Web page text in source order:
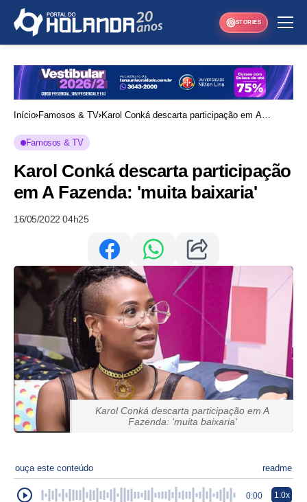
STORIES
Início Famosos & TV Karol Conká descarta participação em A
Famosos & TV
Karol Conká descarta participação
em A Fazenda: 'muita baixaria'
16/05/2022 04h25
Karol Conká descarta participação em A
Fazenda: 'muita baixaria'
ouça este conteúdo readme
0:00 1.0x